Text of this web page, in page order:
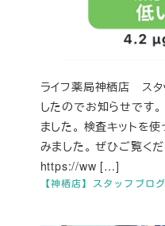
【神栖店】スタッフブロ
ライフ薬局神栖店 スタ
したのでお知らせです
ました。 検査キットを
みました。 ぜひご覧く
https://ww […]